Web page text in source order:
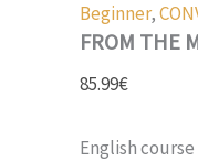
Beginner,
FROM THE
85.99€
English